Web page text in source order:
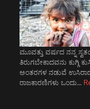
ಮೂವತ್ತು ವರ್ಷದ ನನ್ನ
ತಿರುಗಬೇಕಾದವನು
ಅಂತರಗಳ ನಡುವೆ
ರಾಜಕಾರಣಿಗಳು ಒಂದು…